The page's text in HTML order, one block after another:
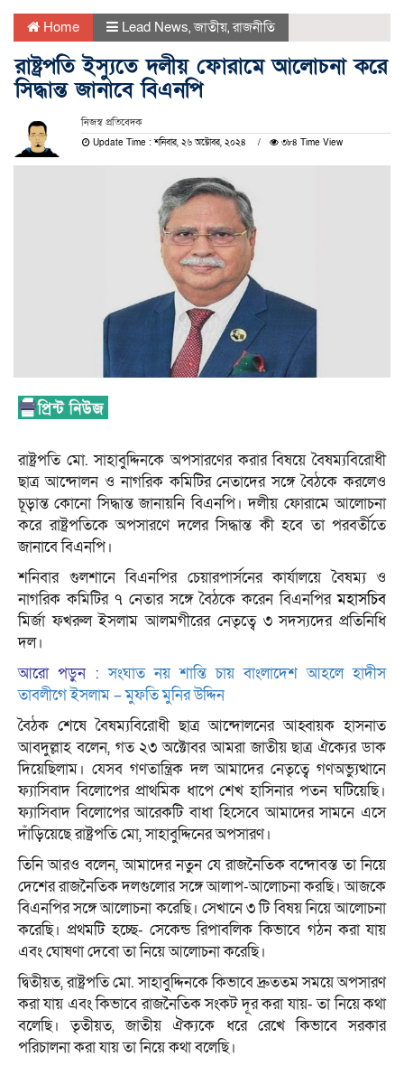
Home Lead News,জাতীয়,রাজনীতি
রাষ্ট্রপতি ইস্যুতে দলীয় ফোরামে আলোচনা করে
সিদ্ধান্ত জানাবে বিএনপি
নিজস্ব প্রতিবেদক
Update Time : শনিবার, ২৬ অক্টোবর, ২০২৪ ৩৮৪ Time View
রাষ্ট্রপতি মো. সাহাবুদ্দিনকে অপসারণের করার বিষয়ে বৈষম্যবিরোধী
ছাত্র আন্দোলন ও নাগরিক কমিটির নেতাদের সঙ্গে বৈঠকে করলেও
চূড়ান্ত কোনো সিদ্ধান্ত জানায়নি বিএনপি। দলীয় ফোরামে আলোচনা
করে রাষ্ট্রপতিকে অপসারণে দলের সিদ্ধান্ত কী হবে তা পরবর্তীতে
জানাবে বিএনপি।
শনিবার গুলশানে বিএনপির চেয়ারপার্সনের কার্যালয়ে বৈষম্য ও
নাগরিক কমিটির ৭ নেতার সঙ্গে বৈঠকে করেন বিএনপিরমহাসচিব
মির্জা ফখরুল ইসলাম আলমগীরের নেতৃত্বে ৩ সদস্যদের প্রতিনিধি
দল।
আরো পড়ুন : সংঘাত নয় শান্তি চায় বাংলাদেশ আহলে হাদীস
তাবলীগে ইসলাম – মুফতি মুনির উদ্দিন
বৈঠক শেষে বৈষম্যবিরোধী ছাত্র আন্দোলনের আহ্বায়ক হাসনাত
আবদুল্লাহ বলেন, গত ২৩ অক্টোবর আমরা জাতীয় ছাত্র ঐক্যের ডাক
দিয়েছিলাম। যেসব গণতান্ত্রিক দল আমাদের নেতৃত্বে গণঅভ্যুত্থানে
ফ্যাসিবাদ বিলোপের প্রাথমিক ধাপে শেখ হাসিনার পতন ঘটিয়েছি।
ফ্যাসিবাদ বিলোপের আরেকটি বাধা হিসেবে আমাদের সামনে এসে
দাঁড়িয়েছে রাষ্ট্রপতি মো, সাহাবুদ্দিনের অপসারণ।
তিনি আরও বলেন, আমাদের নতুন যে রাজনৈতিক বন্দোবস্ত তা নিয়ে
দেশের রাজনৈতিক দলগুলোর সঙ্গে আলাপ-আলোচনা করছি। আজকে
বিএনপির সঙ্গে আলোচনা করেছি। সেখানে ৩ টি বিষয় নিয়ে আলোচনা
করেছি। প্রথমটি হচ্ছে- সেকেন্ড রিপাবলিক কিভাবে গঠন করা যায়
এবং ঘোষণা দেবো তা নিয়ে আলোচনা করেছি।
দ্বিতীয়ত, রাষ্ট্রপতি মো. সাহাবুদ্দিনকে কিভাবে দ্রুততম সময়ে অপসারণ
করা যায় এবং কিভাবে রাজনৈতিক সংকট দূর করা যায়- তা নিয়ে কথা
বলেছি। তৃতীয়ত, জাতীয় ঐক্যকে ধরে রেখে কিভাবে সরকার
পরিচালনা করা যায় তা নিয়ে কথা বলেছি।